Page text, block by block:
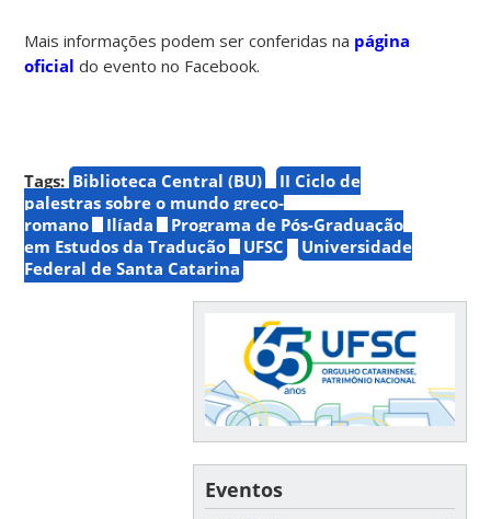
Mais informações podem ser conferidas na página
oficial do evento no Facebook.
Tags: Biblioteca Central (BU)
II Ciclo de
palestras sobre o mundo greco-
romano
Ilíada
Programa de Pós-Graduação
em Estudos da Tradução
UFSC
Universidade
Federal de Santa Catarina
Eventos